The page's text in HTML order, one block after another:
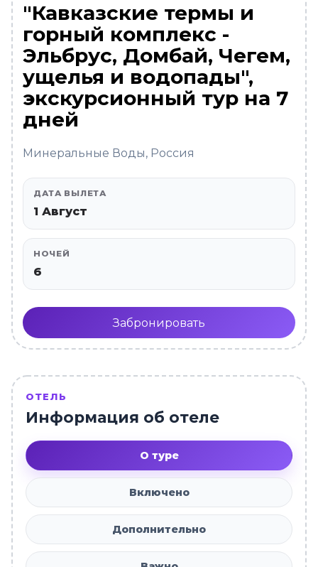
"Кавказские термы и
горный комплекс -
Эльбрус, Домбай, Чегем,
ущелья и водопады",
экскурсионный тур на 7
дней
Минеральные Воды, Россия
ДАТА ВЫЛЕТА
1 Август
НОЧЕЙ
6
Забронировать
ОТЕЛЬ
Информация об отеле
О туре
Включено
Дополнительно